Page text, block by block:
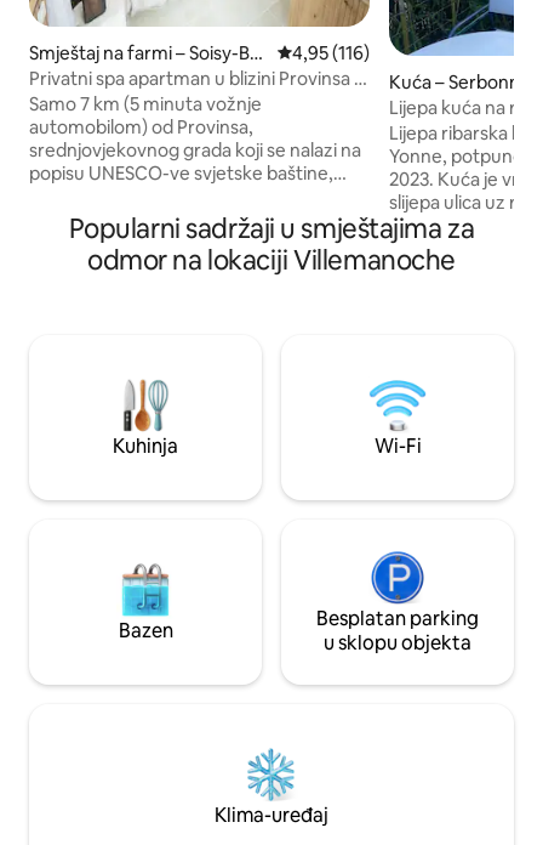
Smještaj na farmi – Soisy-Bo
uy
Prosječna ocjena: 4,95/5,
4,95 (116)
Privatni spa apartman u blizini Provinsa –
Jacuzzi Sauna
Samo 7 km (5 minuta vožnje
automobilom) od Provinsa,
srednjovjekovnog grada koji se nalazi na
popisu UNESCO-ve svjetske baštine,
srcu prirode. U renoviranoj seoskoj kući
iz 19. stoljeća nalazi apartman „La
Parenthèse d’Amour”, koji je
sauna, privatni senzorni tuš, terasa i
umirujuća tišina: sve se spaja u
senzornom, romantičnom i
bezvremenskom boravku u blizini
Kuća – Serbonnes
Lijepa kuća na
Lijepa ribarska
Yonne, potpuno
2023. Kuća je vrlo
slijepa ulica uz
(jedna s bračnim
susretljiva
dnevni boravak s
idealna za jelo.
vanjskim
Popularni sadržaji u smještajima za
odmor na lokaciji Villemanoche
Kuhinja Wi-Fi
Bazen
Besplatan parking
u sklopu objekta
Klima-uređaj